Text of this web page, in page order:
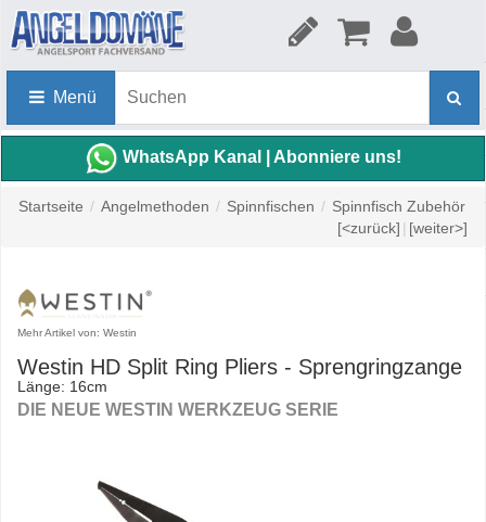
Menü
WhatsApp Kanal | Abonniere uns!
Startseite / Angelmethoden / Spinnfischen / Spinnfisch Zubehör
[<zurück] | [weiter>]
Mehr Artikel von: Westin
Westin HD Split Ring Pliers - Sprengringzange
Länge: 16cm
DIE NEUE WESTIN WERKZEUG SERIE